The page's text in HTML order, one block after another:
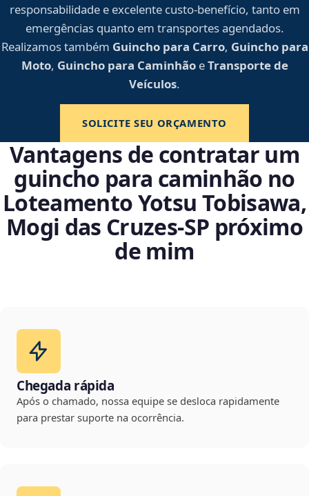
responsabilidade e excelente custo-benefício, tanto em
emergências quanto em transportes agendados.
Realizamos também Guincho para Carro, Guincho para
Moto, Guincho para CaminhãoeTransporte de
Veículos.
SOLICITE SEU ORÇAMENTO
Vantagens de contratar um
guincho para caminhão no
Loteamento Yotsu Tobisawa,
Mogi das Cruzes‑SP próximo
de mim
Chegada rápida
Após o chamado, nossa equipe se desloca rapidamente
para prestar suporte na ocorrência.